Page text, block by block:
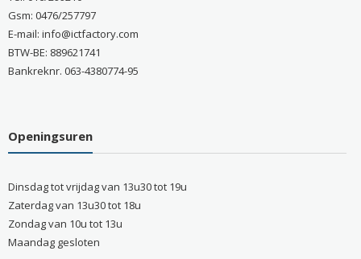
Gsm: 0476/257797
E-mail: info@ictfactory.com
BTW-BE: 889621741
Bankreknr. 063-4380774-95
Openingsuren
Dinsdag tot vrijdag van 13u30 tot 19u
Zaterdag van 13u30 tot 18u
Zondag van 10u tot 13u
Maandag gesloten